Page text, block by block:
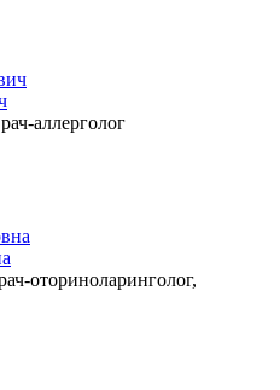
аллерголог
оториноларинголог,